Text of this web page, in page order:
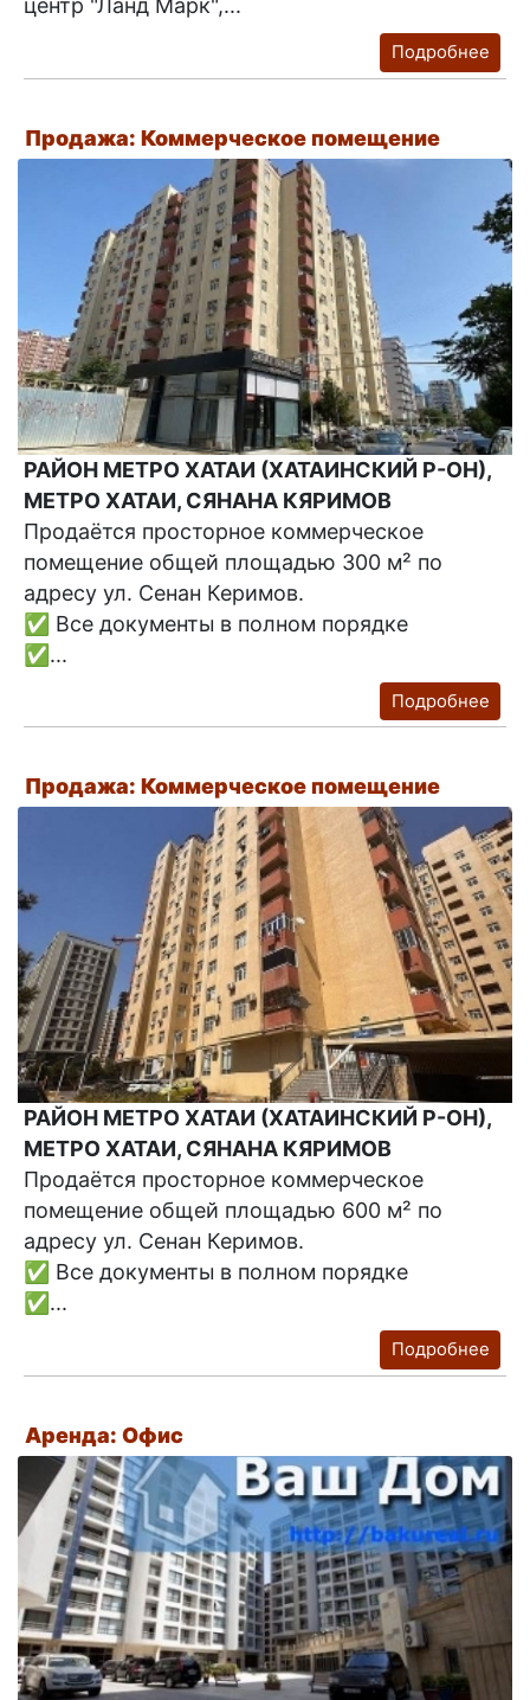
центр "Ланд Марк",...
Подробнее
Продажа: Коммерческое помещение
РАЙОН МЕТРО ХАТАИ (ХАТАИНСКИЙ Р-ОН),
МЕТРО ХАТАИ, СЯНАНА КЯРИМОВ
Продаётся просторное коммерческое
помещение общей площадью 300 м² по
адресу ул. Сенан Керимов.
✅ Все документы в полном порядке
✅...
Подробнее
Продажа: Коммерческое помещение
РАЙОН МЕТРО ХАТАИ (ХАТАИНСКИЙ Р-ОН),
МЕТРО ХАТАИ, СЯНАНА КЯРИМОВ
Продаётся просторное коммерческое
помещение общей площадью 600 м² по
адресу ул. Сенан Керимов.
✅ Все документы в полном порядке
✅...
Подробнее
Аренда: Офис